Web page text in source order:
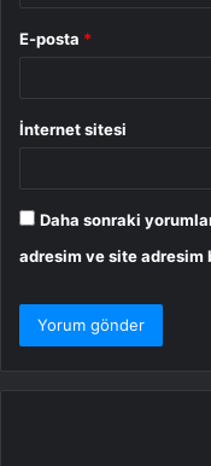
E-posta *
İnternet sitesi
Daha sonraki
adresim ve site adresim